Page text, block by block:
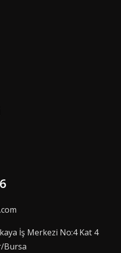
İş Merkezi No:4 Kat 4
Bursa